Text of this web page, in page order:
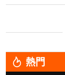
熱門